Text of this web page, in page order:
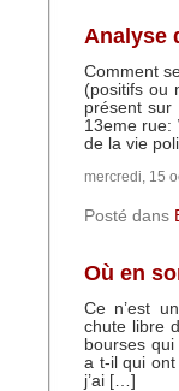
Analyse
Comment
(positifs ou
présent sur
13eme rue:
de la vie
mercredi, 15
Posté dans
Où en
Ce n’est
chute libre
bourses
a t-il qui
j’ai […]